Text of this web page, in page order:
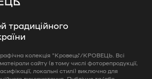
традиційного
колекція "Кровець"/КРОВЕЦЬ. Всі
сайту (в тому числі фоторепродукції,
локальні стилі) виключно для